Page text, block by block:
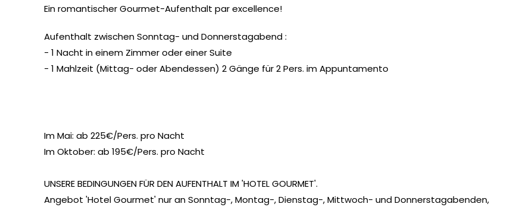
Ein romantischer Gourmet-Aufenthalt par excellence!
Aufenthalt zwischen Sonntag- und Donnerstagabend :
- 1 Nacht in einem Zimmer oder einer Suite
- 1 Mahlzeit (Mittag- oder Abendessen) 2 Gänge für 2 Pers. im Appuntamento
Im Mai: ab 225€/Pers. pro Nacht
Im Oktober: ab 195€/Pers. pro Nacht
UNSERE BEDINGUNGEN FÜR DEN AUFENTHALT IM 'HOTEL GOURMET'.
Angebot 'Hotel Gourmet' nur an Sonntag-, Montag-, Dienstag-, Mittwoch- und Donnerstagabenden,